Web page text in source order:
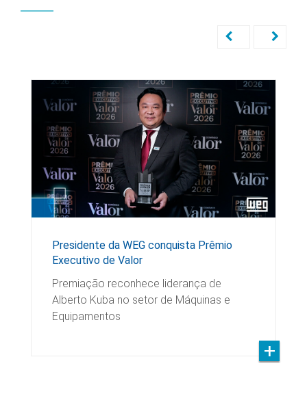
Presidente da WEG conquista Prêmio
Executivo de Valor
Premiação reconhece liderança de
Alberto Kuba no setor de Máquinas e
Equipamentos